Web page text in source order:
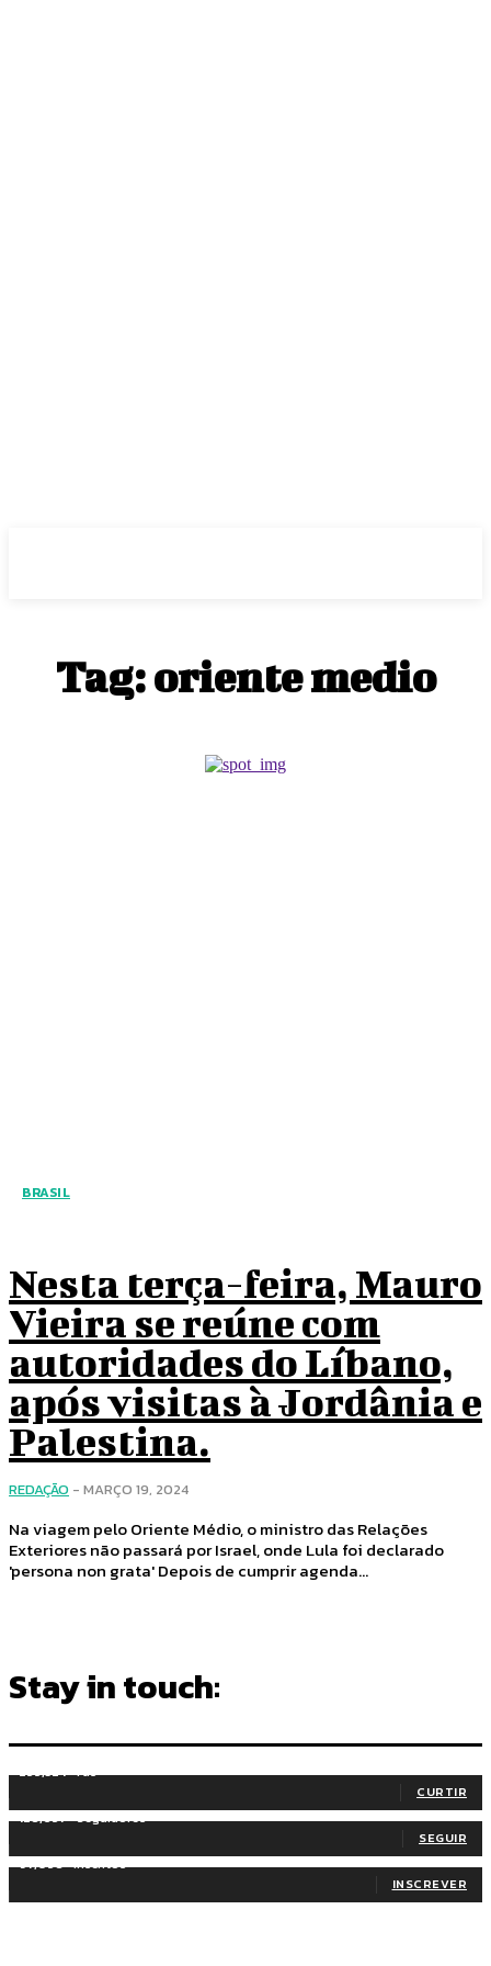
Tag:oriente medio
BRASIL
Nesta terça-feira, Mauro
Vieira se reúne com
autoridades do Líbano,
após visitas à Jordânia e
Palestina.
REDAÇÃO - MARÇO 19, 2024
Na viagem pelo Oriente Médio, o ministro das Relações
Exteriores não passará por Israel, onde Lula foi declarado
'persona non grata' Depois de cumprir agenda...
Stay in touch:
255,324 Fãs
CURTIR
128,657 Seguidores
SEGUIR
97,058 Inscritos
INSCREVER